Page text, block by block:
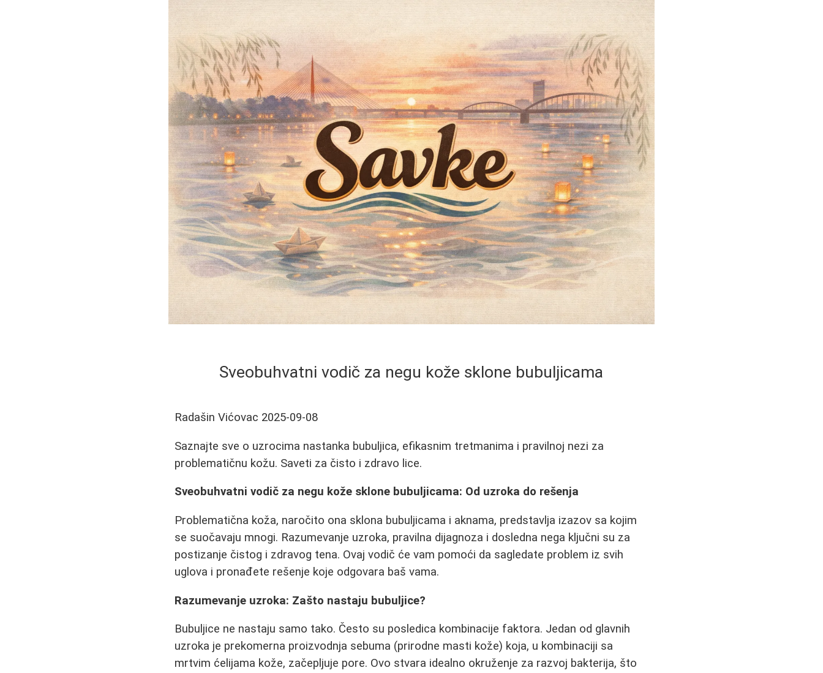
Sveobuhvatni vodič za negu kože sklone bubuljicama
Radašin Vićovac 2025-09-08
Saznajte sve o uzrocima nastanka bubuljica, efikasnim tretmanima i pravilnoj nezi za
problematičnu kožu. Saveti za čisto i zdravo lice.
Sveobuhvatni vodič za negu kože sklone bubuljicama: Od uzroka do rešenja
Problematična koža, naročito ona sklona bubuljicama i aknama, predstavlja izazov sa kojim
se suočavaju mnogi. Razumevanje uzroka, pravilna dijagnoza i dosledna nega ključni su za
postizanje čistog i zdravog tena. Ovaj vodič će vam pomoći da sagledate problem iz svih
uglova i pronađete rešenje koje odgovara baš vama.
Razumevanje uzroka: Zašto nastaju bubuljice?
Bubuljice ne nastaju samo tako. Često su posledica kombinacije faktora. Jedan od glavnih
uzroka je prekomerna proizvodnja sebuma (prirodne masti kože) koja, u kombinaciji sa
mrtvim ćelijama kože, začepljuje pore. Ovo stvara idealno okruženje za razvoj bakterija, što